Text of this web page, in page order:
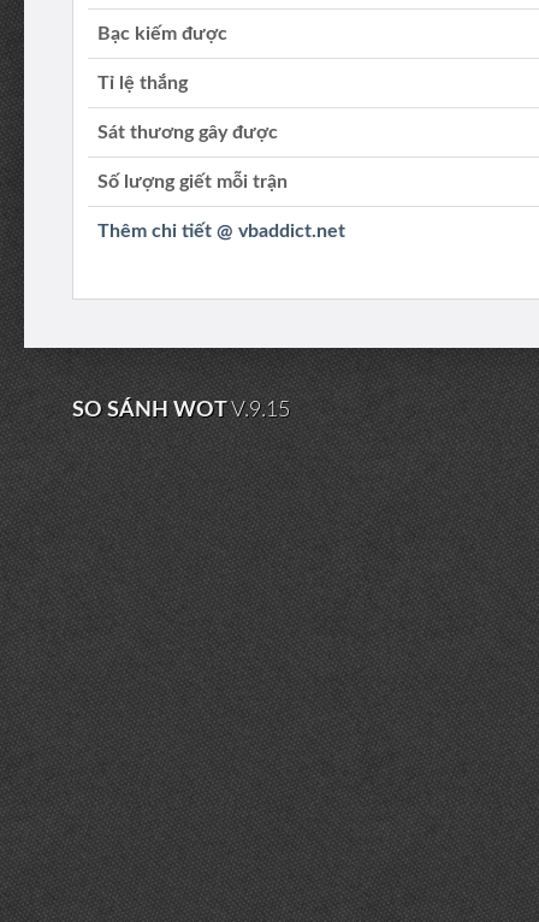
Bạc kiếm được
Tỉ lệ thắng
Sát thương gây được
Số lượng giết mỗi trận
Thêm chi tiết @ vbaddict.net
SO SÁNH WOTV.9.15